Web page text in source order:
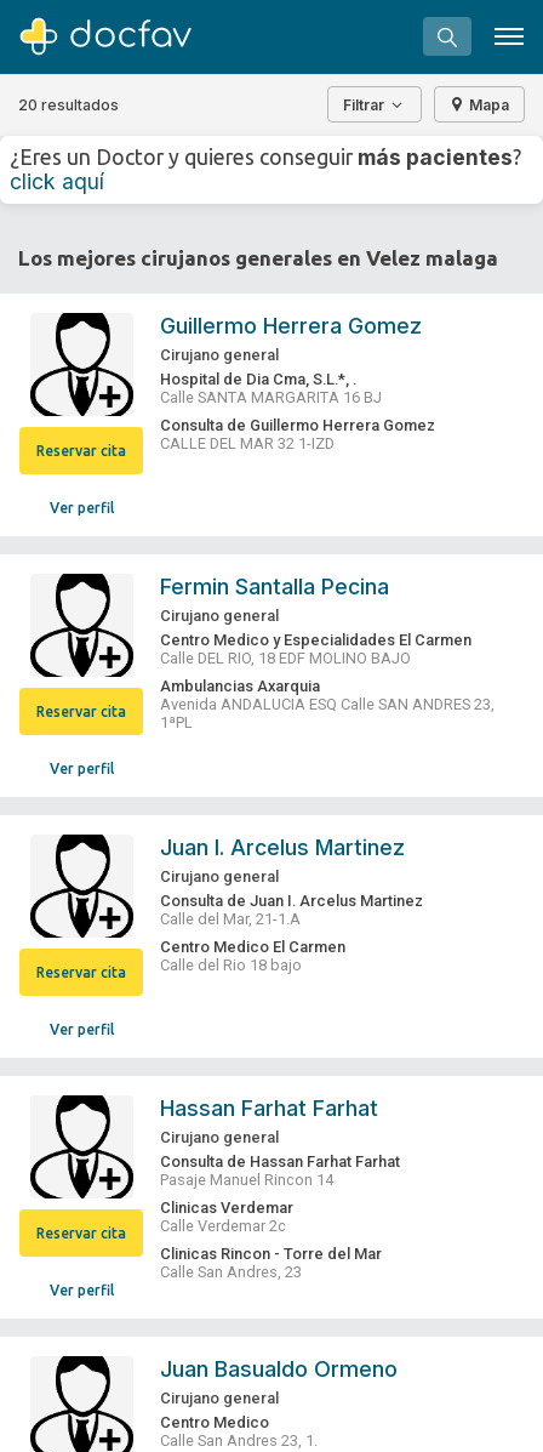
Software para clínicas
¿Eres un doctor?
20 resultados Filtrar Mapa
¿Eres un Doctor y quieres conseguir más pacientes?
click aquí
Los mejores cirujanos generales en Velez malaga
Ver perfil
Reservar cita
Guillermo Herrera Gomez
Cirujano general
Hospital de Dia Cma, S.L.*, .
Calle SANTA MARGARITA 16 BJ
Consulta de Guillermo Herrera Gomez
CALLE DEL MAR 32 1-IZD
Ver perfil
Reservar cita
Fermin Santalla Pecina
Cirujano general
Centro Medico y Especialidades El Carmen
Calle DEL RIO, 18 EDF MOLINO BAJO
Ambulancias Axarquia
Avenida ANDALUCIA ESQ Calle SAN ANDRES 23,
1ªPL
Ver perfil
Reservar cita
Juan I. Arcelus Martinez
Cirujano general
Consulta de Juan I. Arcelus Martinez
Calle del Mar, 21-1.A
Centro Medico El Carmen
Calle del Rio 18 bajo
Ver perfil
Reservar cita
Hassan Farhat Farhat
Cirujano general
Consulta de Hassan Farhat Farhat
Pasaje Manuel Rincon 14
Clinicas Verdemar
Calle Verdemar 2c
Clinicas Rincon - Torre del Mar
Calle San Andres, 23
Juan Basualdo Ormeno
Cirujano general
Centro Medico
Calle San Andres 23, 1.
+ −
⇧
»
©OpenStreetMapcontributors.